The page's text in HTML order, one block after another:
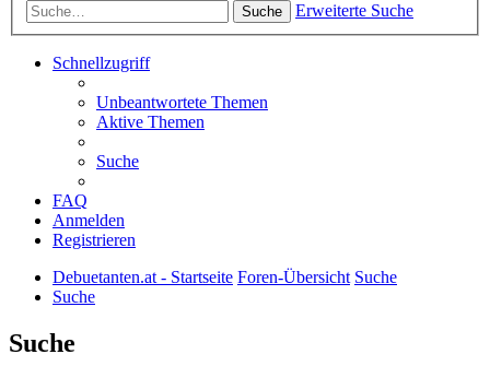
Suche Erweiterte Suche
Schnellzugriff
Unbeantwortete Themen
Aktive Themen
Suche
FAQ
Anmelden
Registrieren
Debuetanten.at - Startseite Foren-Übersicht Suche
Suche
Suche